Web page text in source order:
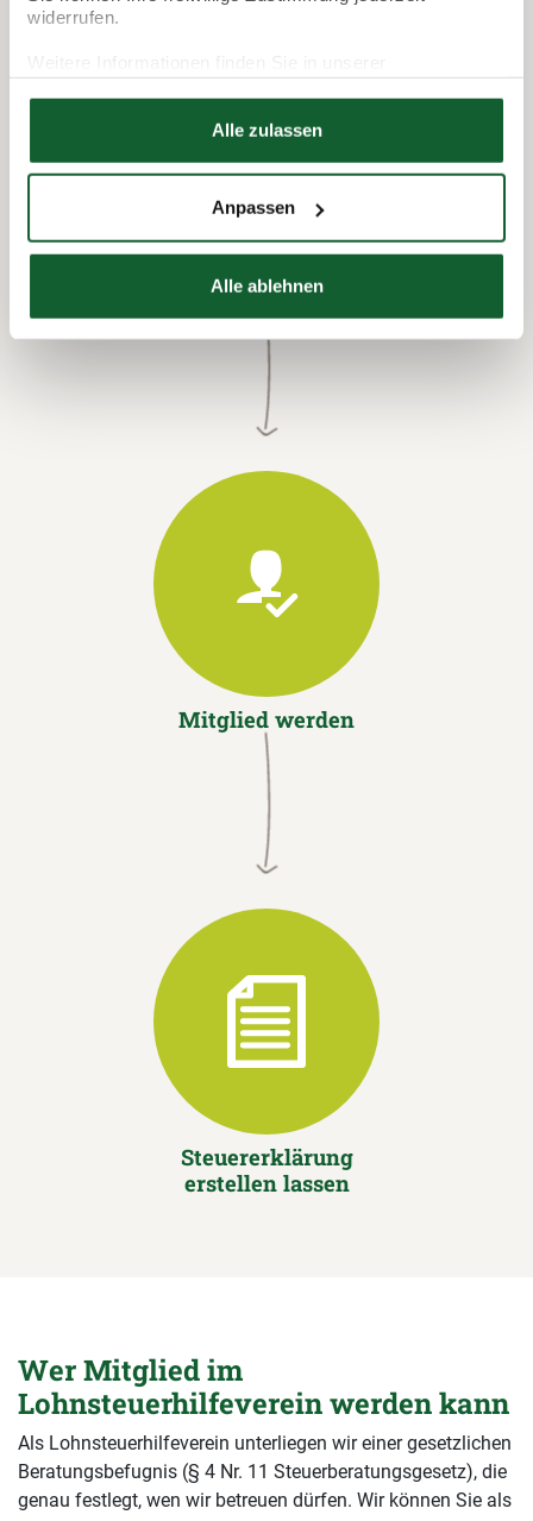
widerrufen.
Datenschutzerklärung
Hier finden Sie unser
Alle zulassen
Anpassen
Alle ablehnen
Termin vereinbaren
Mitglied werden
Steuererklärung
erstellen lassen
Wer Mitglied im
Lohnsteuerhilfeverein werden kann
Als Lohnsteuerhilfeverein unterliegen wir einer gesetzlichen
Beratungsbefugnis (§ 4 Nr. 11 Steuerberatungsgesetz), die
genau festlegt, wen wir betreuen dürfen. Wir können Sie als